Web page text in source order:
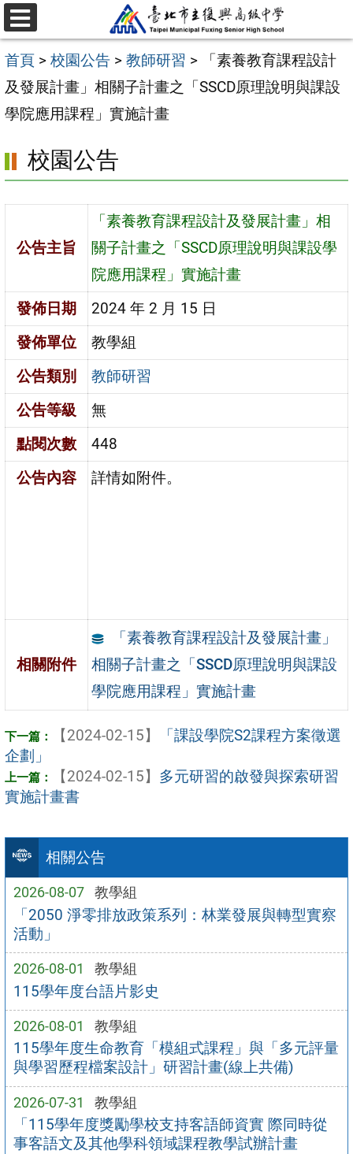
跳
至
主
要
內
區
選
單
首頁 > 校園公告 > 教師研習 >
「素養教育課程設計
及發展計畫」相關子計畫之「SSCD原理說明與課設
學院應用課程」實施計畫
相關公告
2026-08-07 教學組
「2050 淨零排放政策系列：林業發展與轉型實察
活動」
2026-08-01 教學組
115學年度台語片影史
2026-08-01 教學組
115學年度生命教育「模組式課程」與「多元評量
與學習歷程檔案設計」研習計畫(線上共備)
2026-07-31 教學組
「115學年度獎勵學校支持客語師資實 際同時從
事客語文及其他學科領域課程教學試辦計畫
校園公告
公告主旨
「素養教育課程設計及發展計畫」相
關子計畫之「SSCD原理說明與課設學
院應用課程」實施計畫
發佈日期
2024 年 2 月 15 日
發佈單位
教學組
公告類別
教師研習
公告等級
無
點閱次數
448
公告內容
詳情如附件。
相關附件
「素養教育課程設計及發展計畫」
相關子計畫之「SSCD原理說明與課設
學院應用課程」實施計畫
【2024-02-15】
「課設學院S2課程方案徵選
企劃」
【2024-02-15】 多元研習的啟發與探索研習
實施計畫書